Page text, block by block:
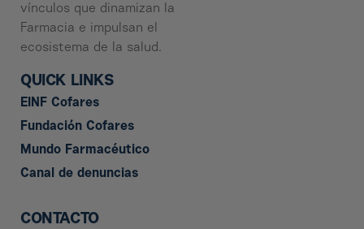
vínculos que dinamizan la
Farmacia e impulsan el
ecosistema de la salud.
QUICK LINKS
EINF Cofares
Fundación Cofares
Mundo Farmacéutico
Canal de denuncias
CONTACTO